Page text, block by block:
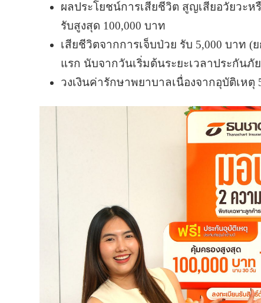
ผลประโยชน์การเสียชีวิต สูญเสียอวัยวะ
รับสูงสุด 100,000 บาท
เสียชีวิตจากการเจ็บป่วย รับ 5,000 บาท
แรก นับจากวันเริ่มต้นระยะเวลาประกันภั
วงเงินค่ารักษาพยาบาลเนื่องจากอุบัติเหตุ